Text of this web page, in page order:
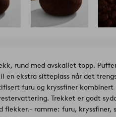
rund med avskallet topp.
en ekstra sitteplass når det
furu og kryssfiner
Trekket er godt
flekker.- ramme: furu, kryssfiner,